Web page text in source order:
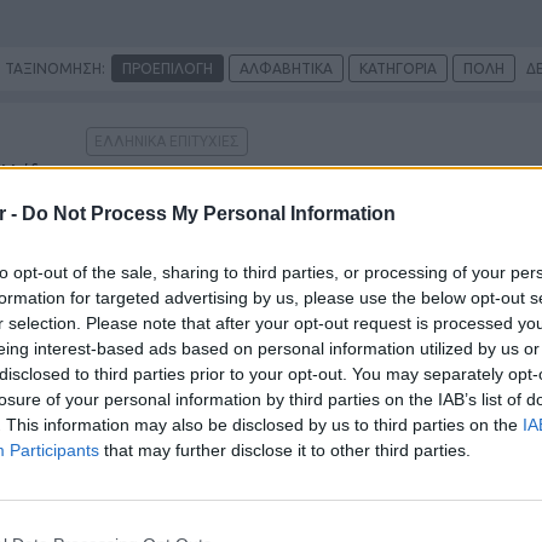
- Do Not Process My Personal Information
opt-out of the sale, sharing to third parties, or processing of your
for targeted advertising by us, please use the below opt-out
selection. Please note that after your opt-out request is processed
interest-based ads based on personal information utilized by us
to third parties prior to your opt-out. You may separately
of your personal information by third parties on the IAB’s list of
This information may also be disclosed by us to third parties on the
Participants that may further disclose it to other third parties.
ΠΡΟΕΠΙΛΟΓΗ ΑΛΦΑΒΗΤΙΚΑ ΚΑΤΗΓΟΡΙΑ ΠΟΛΗ
ΤΑΞΙΝΟΜΗΣΗ:
ΞΈΝΗ & DANCE ADULT HITS INDUSTRIAL
URBAN / MODERN R&B
ΠΑΡΑΔΟΣΙΑΚΆ LOCAL MUSIC